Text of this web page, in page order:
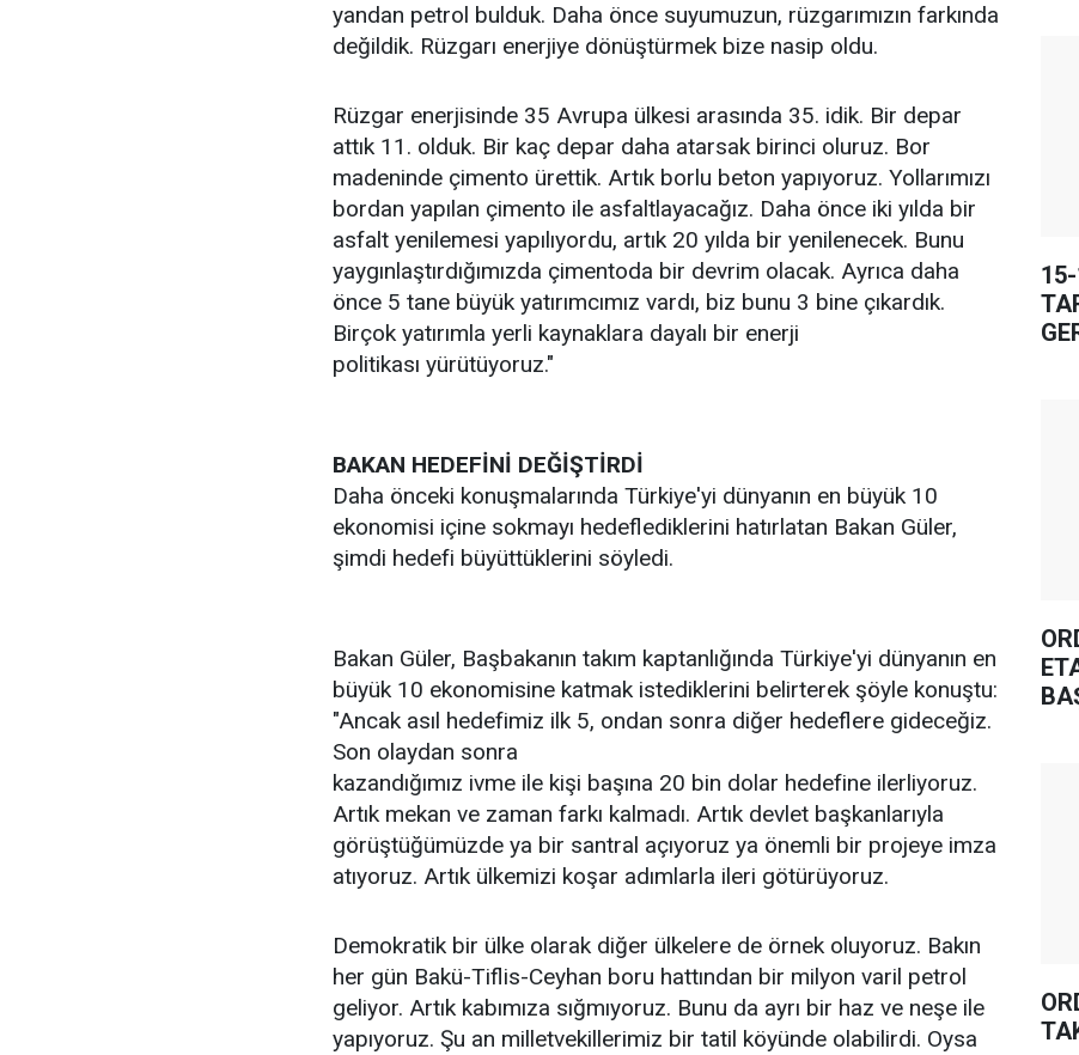
yandan petrol bulduk. Daha önce suyumuzun, rüzgarımızın farkında
değildik. Rüzgarı enerjiye dönüştürmek bize nasip oldu.
Rüzgar enerjisinde 35 Avrupa ülkesi arasında 35. idik. Bir depar
attık 11. olduk. Bir kaç depar daha atarsak birinci oluruz. Bor
madeninde çimento ürettik. Artık borlu beton yapıyoruz. Yollarımızı
bordan yapılan çimento ile asfaltlayacağız. Daha önce iki yılda bir
asfalt yenilemesi yapılıyordu, artık 20 yılda bir yenilenecek. Bunu
yaygınlaştırdığımızda çimentoda bir devrim olacak. Ayrıca daha
önce 5 tane büyük yatırımcımız vardı, biz bunu 3 bine çıkardık.
Birçok yatırımla yerli kaynaklara dayalı bir enerji
politikası yürütüyoruz."
BAKAN HEDEFİNİ DEĞİŞTİRDİ
Daha önceki konuşmalarında Türkiye'yi dünyanın en büyük 10
ekonomisi içine sokmayı hedeflediklerini hatırlatan Bakan Güler,
şimdi hedefi büyüttüklerini söyledi.
Bakan Güler, Başbakanın takım kaptanlığında Türkiye'yi dünyanın en
büyük 10 ekonomisine katmak istediklerini belirterek şöyle konuştu:
"Ancak asıl hedefimiz ilk 5, ondan sonra diğer hedeflere gideceğiz.
Son olaydan sonra
kazandığımız ivme ile kişi başına 20 bin dolar hedefine ilerliyoruz.
Artık mekan ve zaman farkı kalmadı. Artık devlet başkanlarıyla
görüştüğümüzde ya bir santral açıyoruz ya önemli bir projeye imza
atıyoruz. Artık ülkemizi koşar adımlarla ileri götürüyoruz.
Demokratik bir ülke olarak diğer ülkelere de örnek oluyoruz. Bakın
her gün Bakü-Tiflis-Ceyhan boru hattından bir milyon varil petrol
geliyor. Artık kabımıza sığmıyoruz. Bunu da ayrı bir haz ve neşe ile
yapıyoruz. Şu an milletvekillerimiz bir tatil köyünde olabilirdi. Oysa